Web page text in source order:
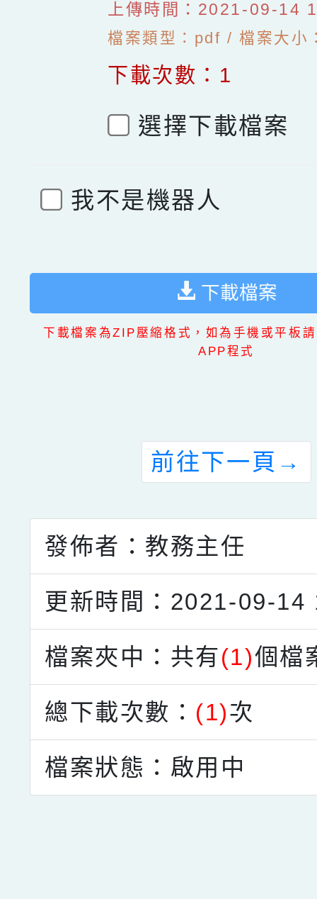
上傳時間：2021-09-14
檔案類型：pdf / 檔案大小
下載次數：1
選擇下載檔案
我不是機器人
下載檔案
下載檔案為ZIP壓縮格式，如為手機或平板
APP程式
前往下一頁 →
發佈者：教務主任
更新時間：2021-09-14
檔案夾中：共有(1)個檔
總下載次數： (1)次
檔案狀態：啟用中